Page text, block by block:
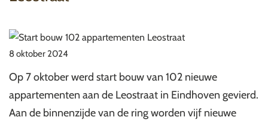
8 oktober 2024
Op 7 oktober werd start bouw van 102 nieuwe
appartementen aan de Leostraat in Eindhoven gevierd.
Aan de binnenzijde van de ring worden vijf nieuwe